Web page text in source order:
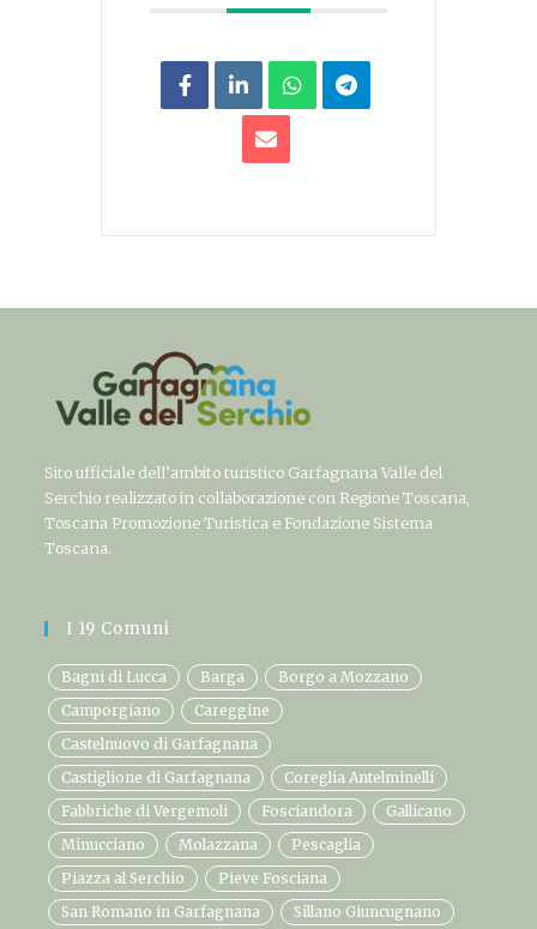
Sito ufficiale dell’ambito turistico Garfagnana Valle del
Serchio realizzato in collaborazione con Regione Toscana,
Toscana Promozione Turistica e Fondazione Sistema
Toscana.
I 19 Comuni
Bagni di Lucca Barga
Borgo a Mozzano
Camporgiano
Careggine
Castelnuovo di Garfagnana
Castiglione di Garfagnana
Coreglia Antelminelli
Fabbriche di Vergemoli
Fosciandora
Gallicano
Minucciano
Molazzana
Pescaglia
Piazza al Serchio
Pieve Fosciana
San Romano in Garfagnana
Sillano Giuncugnano